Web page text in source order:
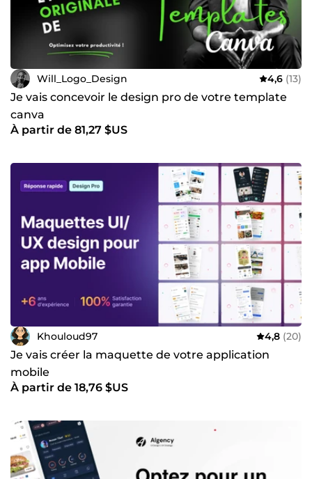
Will_Logo_Design 4,6 (13)
Je vais concevoir le design pro de votre template
canva
À partir de 81,27 $US
Khouloud97 4,8 (20)
Je vais créer la maquette de votre application
mobile
À partir de 18,76 $US